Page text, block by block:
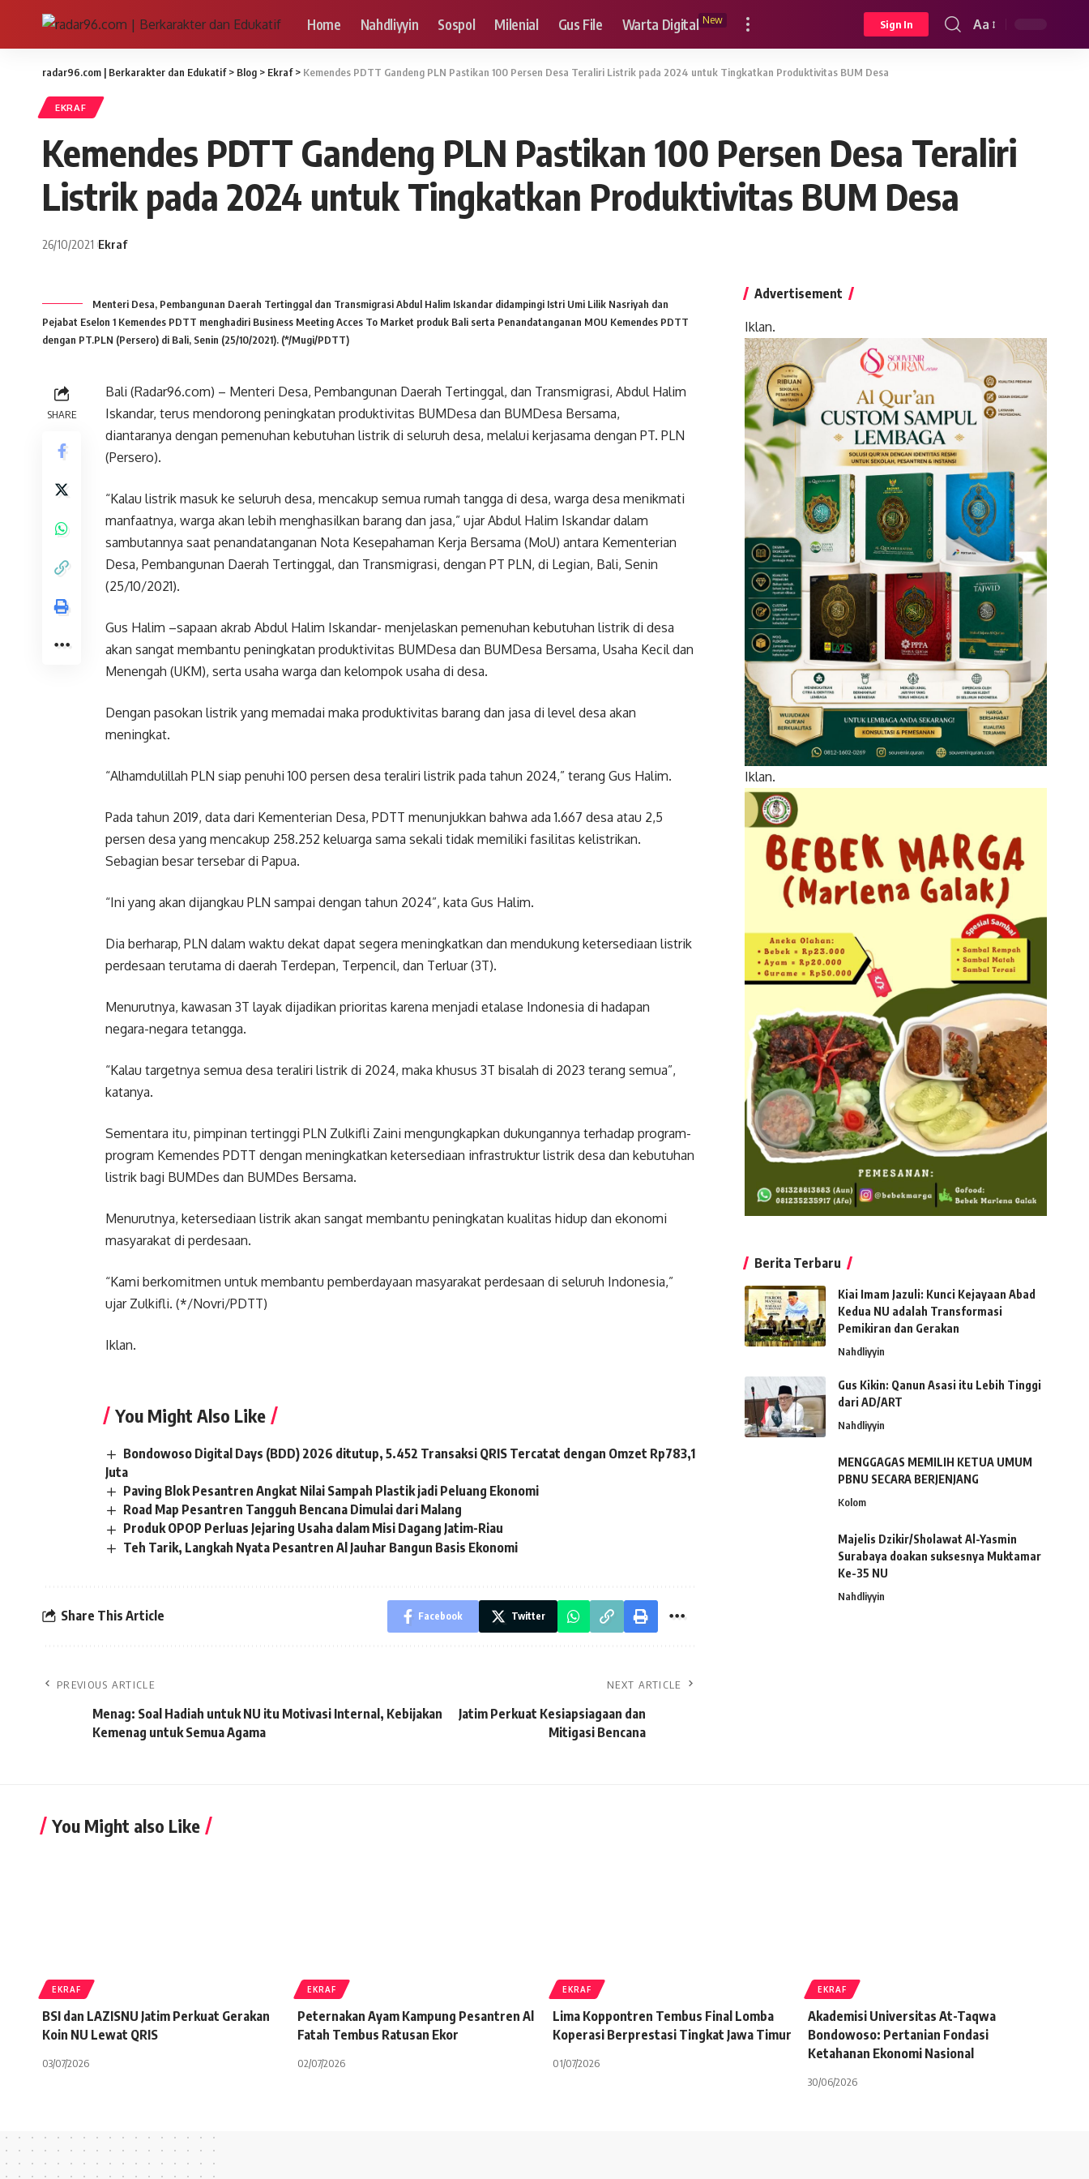
Home Nahdliyyin Sospol Milenial Gus File Warta Digital New Sign In
Font
Aa
radar96.com | Berkarakter dan Edukatif> Blog > Ekraf> Kemendes PDTT Gandeng PLN Pastikan 100 Persen Desa Teraliri Listrik pada 2024 untuk Tingkatkan Produktivitas BUM Desa
EKRAF
Kemendes PDTT Gandeng PLN Pastikan 100 Persen Desa Teraliri
Listrik pada 2024 untuk Tingkatkan Produktivitas BUM Desa
26/10/2021 Ekraf
Menteri Desa, Pembangunan Daerah Tertinggal dan Transmigrasi Abdul Halim Iskandar didampingi Istri Umi Lilik Nasriyah dan
Pejabat Eselon 1 Kemendes PDTT menghadiri Business Meeting Acces To Market produk Bali serta Penandatanganan MOU Kemendes PDTT
dengan PT.PLN (Persero) di Bali, Senin (25/10/2021). (*/Mugi/PDTT)
SHARE
Bali (Radar96.com) – Menteri Desa, Pembangunan Daerah Tertinggal, dan Transmigrasi, Abdul Halim
Iskandar, terus mendorong peningkatan produktivitas BUMDesa dan BUMDesa Bersama,
diantaranya dengan pemenuhan kebutuhan listrik di seluruh desa, melalui kerjasama dengan PT. PLN
(Persero).
“Kalau listrik masuk ke seluruh desa, mencakup semua rumah tangga di desa, warga desa menikmati
manfaatnya, warga akan lebih menghasilkan barang dan jasa,” ujar Abdul Halim Iskandar dalam
sambutannya saat penandatanganan Nota Kesepahaman Kerja Bersama (MoU) antara Kementerian
Desa, Pembangunan Daerah Tertinggal, dan Transmigrasi, dengan PT PLN, di Legian, Bali, Senin
(25/10/2021).
Gus Halim –sapaan akrab Abdul Halim Iskandar- menjelaskan pemenuhan kebutuhan listrik di desa
akan sangat membantu peningkatan produktivitas BUMDesa dan BUMDesa Bersama, Usaha Kecil dan
Menengah (UKM), serta usaha warga dan kelompok usaha di desa.
Dengan pasokan listrik yang memadai maka produktivitas barang dan jasa di level desa akan
meningkat.
“Alhamdulillah PLN siap penuhi 100 persen desa teraliri listrik pada tahun 2024,” terang Gus Halim.
Pada tahun 2019, data dari Kementerian Desa, PDTT menunjukkan bahwa ada 1.667 desa atau 2,5
persen desa yang mencakup 258.252 keluarga sama sekali tidak memiliki fasilitas kelistrikan.
Sebagian besar tersebar di Papua.
“Ini yang akan dijangkau PLN sampai dengan tahun 2024”, kata Gus Halim.
Dia berharap, PLN dalam waktu dekat dapat segera meningkatkan dan mendukung ketersediaan listrik
perdesaan terutama di daerah Terdepan, Terpencil, dan Terluar (3T).
Menurutnya, kawasan 3T layak dijadikan prioritas karena menjadi etalase Indonesia di hadapan
negara-negara tetangga.
“Kalau targetnya semua desa teraliri listrik di 2024, maka khusus 3T bisalah di 2023 terang semua”,
katanya.
Sementara itu, pimpinan tertinggi PLN Zulkifli Zaini mengungkapkan dukungannya terhadap program-
program Kemendes PDTT dengan meningkatkan ketersediaan infrastruktur listrik desa dan kebutuhan
listrik bagi BUMDes dan BUMDes Bersama.
Menurutnya, ketersediaan listrik akan sangat membantu peningkatan kualitas hidup dan ekonomi
masyarakat di perdesaan.
“Kami berkomitmen untuk membantu pemberdayaan masyarakat perdesaan di seluruh Indonesia,”
ujar Zulkifli. (*/Novri/PDTT)
Iklan.
You Might Also Like
Bondowoso Digital Days (BDD) 2026 ditutup, 5.452 Transaksi QRIS Tercatat dengan Omzet Rp783,1
Juta
Paving Blok Pesantren Angkat Nilai Sampah Plastik jadi Peluang Ekonomi
Road Map Pesantren Tangguh Bencana Dimulai dari Malang
Produk OPOP Perluas Jejaring Usaha dalam Misi Dagang Jatim-Riau
Teh Tarik, Langkah Nyata Pesantren Al Jauhar Bangun Basis Ekonomi
Share This Article Facebook Twitter
PREVIOUS ARTICLE
Menag: Soal Hadiah untuk NU itu Motivasi Internal, Kebijakan
Kemenag untuk Semua Agama
NEXT ARTICLE
Jatim Perkuat Kesiapsiagaan dan
Mitigasi Bencana
Advertisement
Iklan.
Iklan.
Berita Terbaru
Kiai Imam Jazuli: Kunci Kejayaan Abad
Kedua NU adalah Transformasi
Pemikiran dan Gerakan
Nahdliyyin
Gus Kikin: Qanun Asasi itu Lebih Tinggi
dari AD/ART
Nahdliyyin
MENGGAGAS MEMILIH KETUA UMUM
PBNU SECARA BERJENJANG
Kolom
Majelis Dzikir/Sholawat Al-Yasmin
Surabaya doakan suksesnya Muktamar
Ke-35 NU
Nahdliyyin
You Might also Like
EKRAF
BSI dan LAZISNU Jatim Perkuat Gerakan
Koin NU Lewat QRIS
03/07/2026
EKRAF
Peternakan Ayam Kampung Pesantren Al
Fatah Tembus Ratusan Ekor
02/07/2026
EKRAF
Lima Koppontren Tembus Final Lomba
Koperasi Berprestasi Tingkat Jawa Timur
01/07/2026
EKRAF
Akademisi Universitas At-Taqwa
Bondowoso: Pertanian Fondasi
Ketahanan Ekonomi Nasional
30/06/2026